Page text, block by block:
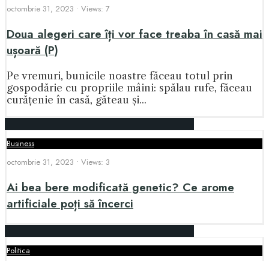
octombrie 31, 2023 • Views: 7
Doua alegeri care îți vor face treaba în casă mai
ușoară (P)
Pe vremuri, bunicile noastre făceau totul prin
gospodărie cu propriile mâini: spălau rufe, făceau
curățenie în casă, găteau și...
Business
octombrie 31, 2023 • Views: 3
Ai bea bere modificată genetic? Ce arome
artificiale poți să încerci
Politica